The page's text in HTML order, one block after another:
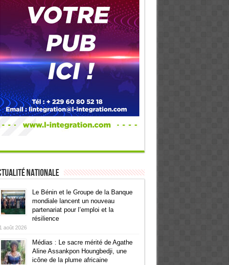
Nationale
Le Bénin et le Groupe de la Banque
mondiale lancent un nouveau
partenariat pour l’emploi et la
résilience
1 août 2026
Médias : Le sacre mérité de Agathe
Aline Assankpon Houngbedji, une
icône de la plume africaine